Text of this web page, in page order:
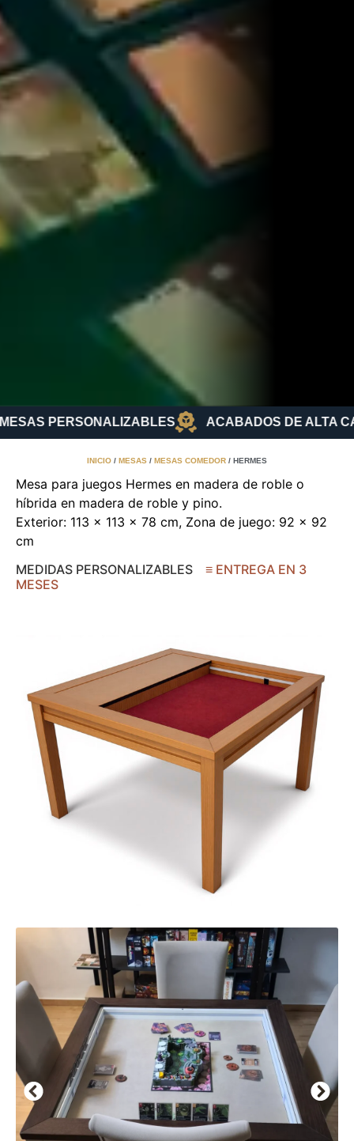
PERSONALIZABLES ACABADOS DE ALTA
INICIO / MESAS / MESAS COMEDOR / HERMES
Mesa para juegos Hermes en madera de roble o
híbrida en madera de roble y pino.
Exterior: 113 x 113 x 78 cm, Zona de juego: 92 x 92
cm
MEDIDAS PERSONALIZABLES
≡ ENTREGA EN 3
MESES